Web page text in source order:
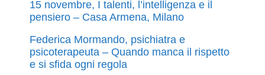
15 novembre, I talenti, l’intelligenza e il
pensiero – Casa Armena, Milano
Federica Mormando, psichiatra e
psicoterapeuta – Quando manca il rispetto
e si sfida ogni regola